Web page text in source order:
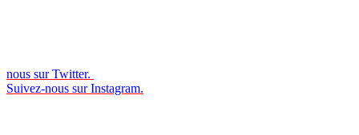
nous sur Twitter.
Suivez-nous sur Instagram.